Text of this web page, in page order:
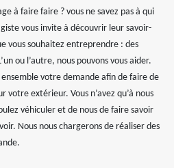
à faire faire ? vous ne savez pas à qui
vous invite à découvrir leur savoir-
vous souhaitez entreprendre : des
ou l’autre, nous pouvons vous aider.
votre demande afin de faire de
extérieur. Vous n’avez qu’à nous
véhiculer et de nous de faire savoir
Nous nous chargerons de réaliser des